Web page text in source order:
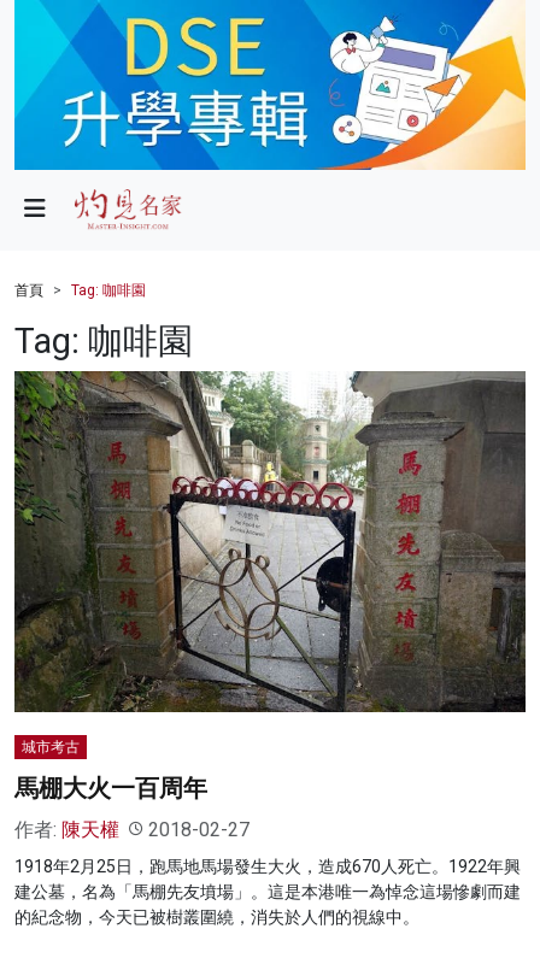
政局
財經
健康
商業
科技
影片
名家榜
灼見活動
關於我們
首頁 Tag: 咖啡園
Tag: 咖啡園
城市考古
馬棚大火一百周年
作者: 陳天權 2018-02-27
1918年2月25日，跑馬地馬場發生大火，造成670人死亡。1922年興
建公墓，名為「馬棚先友墳場」。這是本港唯一為悼念這場慘劇而建
的紀念物，今天已被樹叢圍繞，消失於人們的視線中。